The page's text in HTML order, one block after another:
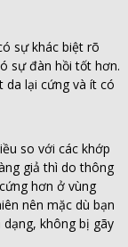
sự khác biệt rõ
sự đàn hồi tốt hơn.
da lại cứng và ít có
so với các khớp
giả thì do thông
hơn ở vùng
nên mặc dù bạn
không bị gãy